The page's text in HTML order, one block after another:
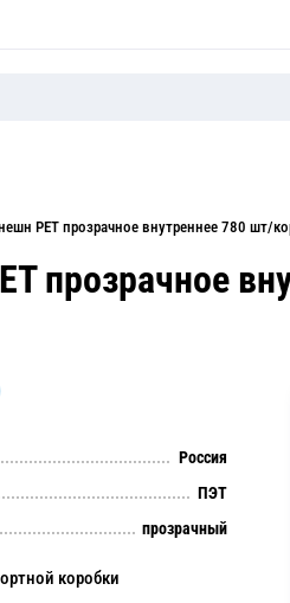
PET прозрачное внутреннее 780 шт/
прозрачное
Россия
ПЭТ
прозрачный
коробки